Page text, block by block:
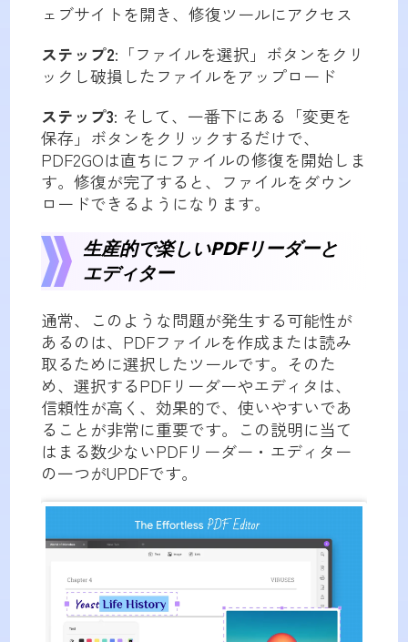
ェブサイトを開き、修復ツールにアクセス
ステップ2:「ファイルを選択」ボタンをクリ
ックし破損したファイルをアップロード
ステップ3: そして、一番下にある「変更を
保存」ボタンをクリックするだけで、
PDF2GOは直ちにファイルの修復を開始しま
す。修復が完了すると、ファイルをダウン
ロードできるようになります。
生産的で楽しいPDFリーダーと
エディター
通常、このような問題が発生する可能性が
あるのは、PDFファイルを作成または読み
取るために選択したツールです。そのた
め、選択するPDFリーダーやエディタは、
信頼性が高く、効果的で、使いやすいであ
ることが非常に重要です。この説明に当て
はまる数少ないPDFリーダー・エディター
の一つがUPDFです。